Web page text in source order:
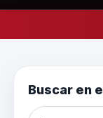
Buscar en